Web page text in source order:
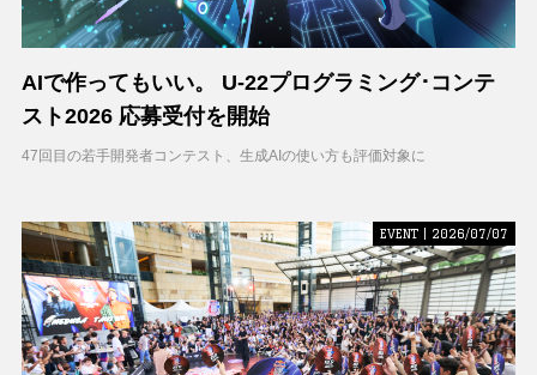
AIで作ってもいい。 U-22プログラミング･コンテ
スト2026 応募受付を開始
47回目の若手開発者コンテスト、生成AIの使い方も評価対象に
EVENT | 2026/07/07